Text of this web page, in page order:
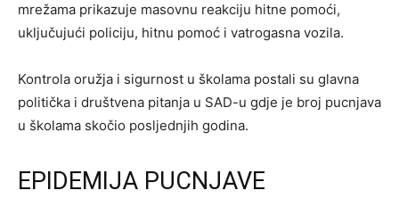
mrežama prikazuje masovnu reakciju hitne pomoći,
uključujući policiju, hitnu pomoć i vatrogasna vozila.
Kontrola oružja i sigurnost u školama postali su glavna
politička i društvena pitanja u SAD-u gdje je broj pucnjava
u školama skočio posljednjih godina.
EPIDEMIJA PUCNJAVE